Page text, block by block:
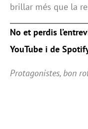
brillar més que la
No et perdis
YouTube i de
Protagonistes, bon